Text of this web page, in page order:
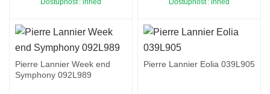
Dostupnosť: ihneď Dostupnosť: ihneď
Pierre Lannier Week end
Symphony 092L989
Pierre Lannier Eolia 039L905